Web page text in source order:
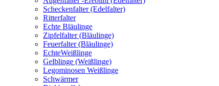
Scheckenfalter (Edelfalter)
Ritterfalter
Echte Bläulinge
Zipfelfalter (Bläulinge)
Feuerfalter (Bläulinge)
EchteWeißlinge
Gelblinge (Weißlinge)
Legominosen Weißlinge
Schwärmer